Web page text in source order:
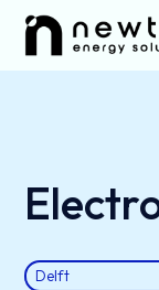
Delft